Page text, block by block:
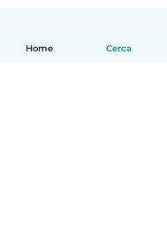
Home Cerca